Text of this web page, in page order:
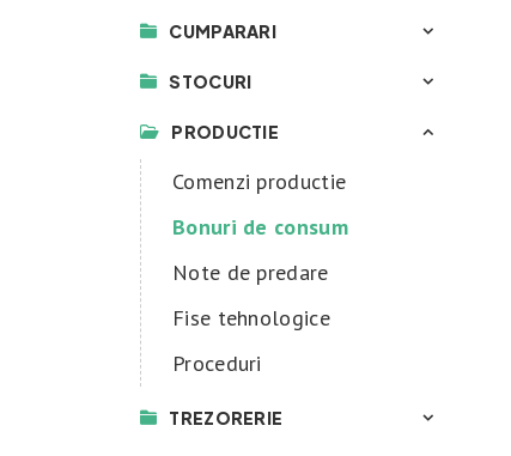
CUMPARARI
STOCURI
PRODUCTIE
Comenzi productie
Bonuri de consum
Note de predare
Fise tehnologice
Proceduri
TREZORERIE